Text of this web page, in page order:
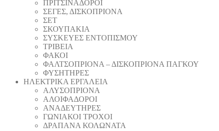
ΠΡΙΤΣΙΝΑΔΟΡΟΙ
ΣΕΓΕΣ, ΔΙΣΚΟΠΡΙΟΝΑ
ΣΕΤ
ΣΚΟΥΠΑΚΙΑ
ΣΥΣΚΕΥΕΣ ΕΝΤΟΠΙΣΜΟΥ
ΤΡΙΒΕΙΑ
ΦΑΚΟΙ
ΦΑΛΤΣΟΠΡΙΟΝΑ – ΔΙΣΚΟΠΡΙΟΝΑ ΠΑΓΚΟΥ
ΦΥΣΗΤΗΡΕΣ
ΗΛΕΚΤΡΙΚΑ ΕΡΓΑΛΕΙΑ
AΛΥΣΟΠΡΙΟΝΑ
ΑΛΟΙΦΑΔOΡΟI
ΑΝΑΔΕΥΤΗΡΕΣ
ΓΩΝΙΑΚΟΙ ΤΡΟΧΟΙ
ΔΡΑΠΑΝΑ ΚΟΛΩΝΑΤΑ